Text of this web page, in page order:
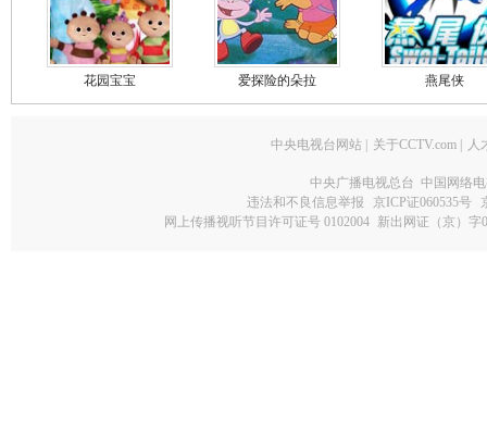
花园宝宝 爱探险的朵拉 燕尾侠
中央电视台网站 关于CCTV.com 人
中央广播电视总台 中国网络
违法和不良信息举报
京ICP证060535号
网上传播视听节目许可证号 0102004 新出网证（京）